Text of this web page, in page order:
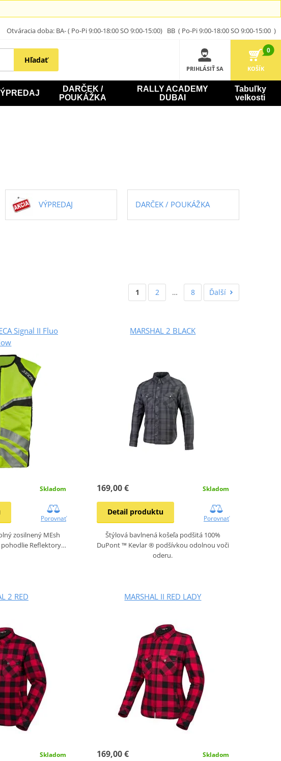
Otváracia doba: BA- ( Po-Pi 9:00-18:00 SO 9:00-15:00) BB ( Po-Pi 9:00-18:00 SO 9:00-15:00 )
Hľadať
PRIHLÁSIŤ SA
0
KOŠÍK
DARČEK /
POUKÁŽKA
RALLY ACADEMY
DUBAI
Tabuľky
velkosti
VÝPREDAJ DARČEK / POUKÁŽKA
1 2 … 8 Ďalší
Signal II Fluo
Skladom
Porovnať
zosilnený MEsh
pohodlie Reflektory…
MARSHAL 2 BLACK
169,00 € Skladom
Detail produktu
Porovnať
Štýlová bavlnená košeľa podšitá 100%
DuPont ™ Kevlar ® podšívkou odolnou voči
oderu.
2 RED
Skladom
MARSHAL II RED LADY
169,00 € Skladom